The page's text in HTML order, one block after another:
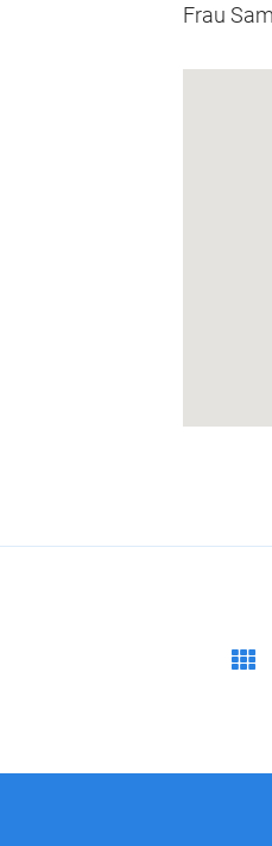
Frau